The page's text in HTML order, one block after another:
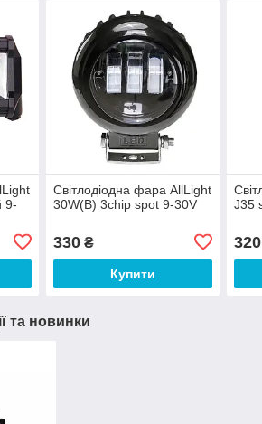
9-
Світлодіодна фара AllLight
30W(B) 3chip spot 9-30V
330₴
Купити
J35
320
та новинки